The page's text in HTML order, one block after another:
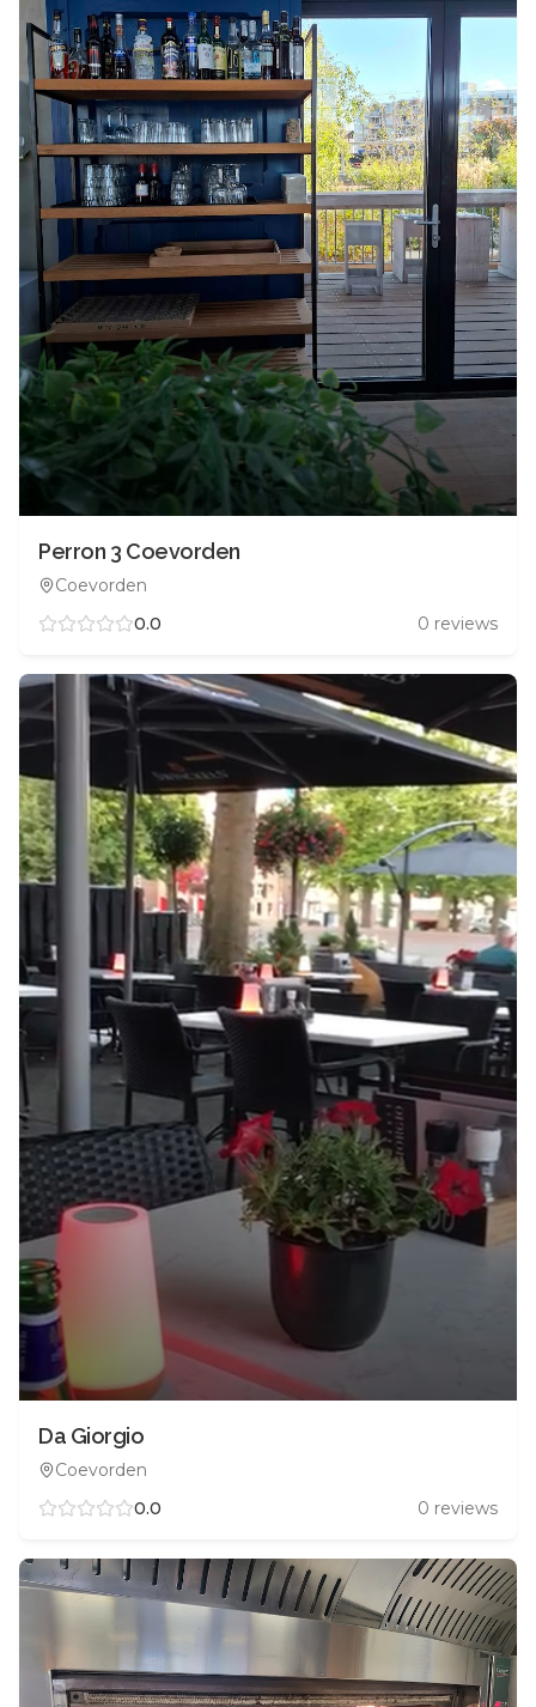
Perron 3 Coevorden
Coevorden
0.0
0 reviews
Da Giorgio
Coevorden
0.0
0 reviews